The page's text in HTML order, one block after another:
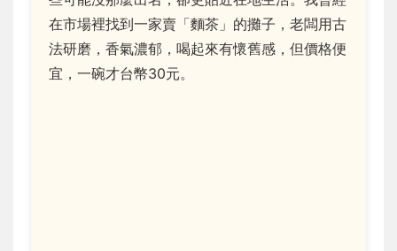
在市場裡找到一家賣「麵茶」的攤子，老闆用古
法研磨，香氣濃郁，喝起來有懷舊感，但價格便
宜，一碗才台幣30元。